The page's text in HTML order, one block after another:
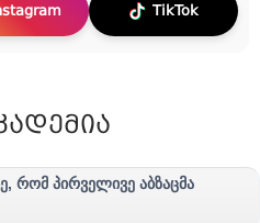
TikTok
რომ პირველივე აბზაცმა